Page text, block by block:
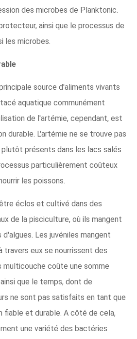
des microbes de Planktonic.
ainsi que le processus de
les microbes.
source d'aliments vivants
aquatique communément
de l'artémie, cependant, est
durable. L'artémie ne se trouve pas
présents dans les lacs salés
particulièrement coûteux
les poissons.
éclos et cultivé dans des
de la pisciculture, où ils mangent
Les juvéniles mangent
travers eux se nourrissent des
multicouche coûte une somme
que le temps, dont de
ne sont pas satisfaits en tant que
fiable et durable. A côté de cela,
une variété des bactéries